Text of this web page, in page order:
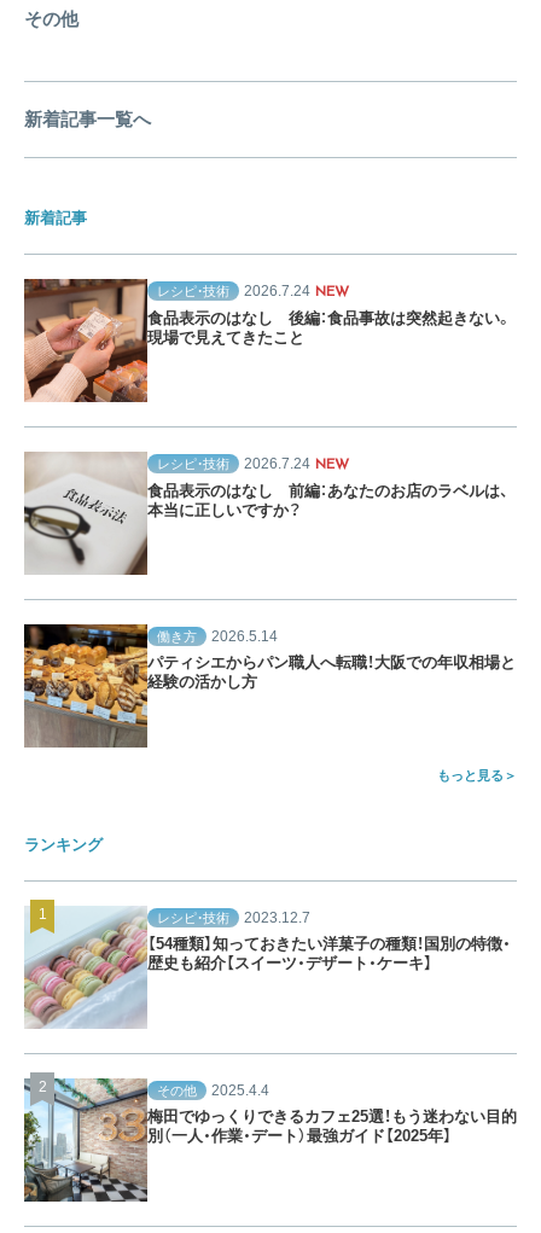
その他
新着記事一覧へ
新着記事
レシピ・技術 2026.7.24 NEW
食品表示のはなし 後編：食品事故は突然起きない。
現場で見えてきたこと
レシピ・技術 2026.7.24 NEW
食品表示のはなし 前編：あなたのお店のラベルは、
本当に正しいですか？
働き方 2026.5.14
パティシエからパン職人へ転職！大阪での年収相場と
経験の活かし方
もっと見る
ランキング
レシピ・技術 2023.12.7
【54種類】知っておきたい洋菓子の種類！国別の特徴・
歴史も紹介【スイーツ・デザート・ケーキ】
その他 2025.4.4
梅田でゆっくりできるカフェ25選！もう迷わない目的
別（一人・作業・デート）最強ガイド【2025年】